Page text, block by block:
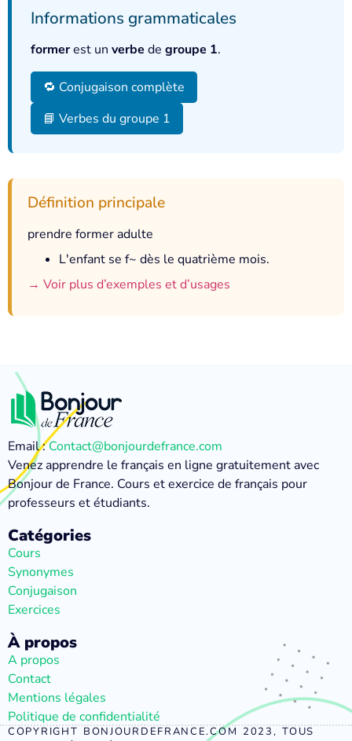
Informations grammaticales
formerest un verbe de groupe 1.
🔁 Conjugaison complète
📘 Verbes du groupe 1
Définition principale
prendre former adulte
L'enfant se f~ dès le quatrième mois.
→ Voir plus d’exemples et d’usages
Email :Contact@bonjourdefrance.com
Venez apprendre le français en ligne gratuitement avec
Bonjour de France. Cours et exercice de français pour
professeurs et étudiants.
Catégories
Cours
Synonymes
Conjugaison
Exercices
À propos
A propos
Contact
Mentions légales
Politique de confidentialité
COPYRIGHT BONJOURDEFRANCE.COM 2023, TOUS